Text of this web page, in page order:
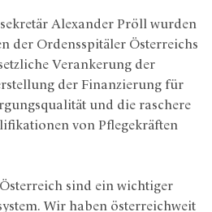
Alexander Pröll wurden
der Ordensspitäler Österreichs
Verankerung der
der Finanzierung für
und die raschere
von Pflegekräften
sind ein wichtiger
Wir haben österreichweit